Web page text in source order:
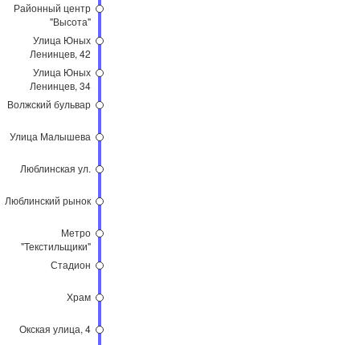
Районный центр
"Высота"
Улица Юных
Ленинцев, 42
Улица Юных
Ленинцев, 34
Волжский бульвар
Улица Малышева
Люблинская ул.
Люблинский рынок
Метро
"Текстильщики"
Стадион
Храм
Окская улица, 4